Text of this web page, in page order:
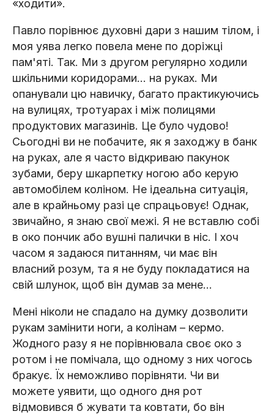
«ходити».
Павло порівнює духовні дари з нашим тілом, і
моя уява легко повела мене по доріжці
пам'яті. Так. Ми з другом регулярно ходили
шкільними коридорами... на руках. Ми
опанували цю навичку, багато практикуючись
на вулицях, тротуарах і між полицями
продуктових магазинів. Це було чудово!
Сьогодні ви не побачите, як я заходжу в банк
на руках, але я часто відкриваю пакунок
зубами, беру шкарпетку ногою або керую
автомобілем коліном. Не ідеальна ситуація,
але в крайньому разі це спрацьовує! Однак,
звичайно, я знаю свої межі. Я не вставлю собі
в око пончик або вушні палички в ніс. І хоч
часом я задаюся питанням, чи має він
власний розум, та я не буду покладатися на
свій шлунок, щоб він думав за мене…
Мені ніколи не спадало на думку дозволити
рукам замінити ноги, а колінам – кермо.
Жодного разу я не порівнювала своє око з
ротом і не помічала, що одному з них чогось
бракує. Їх неможливо порівняти. Чи ви
можете уявити, що одного дня рот
відмовився б жувати та ковтати, бо він